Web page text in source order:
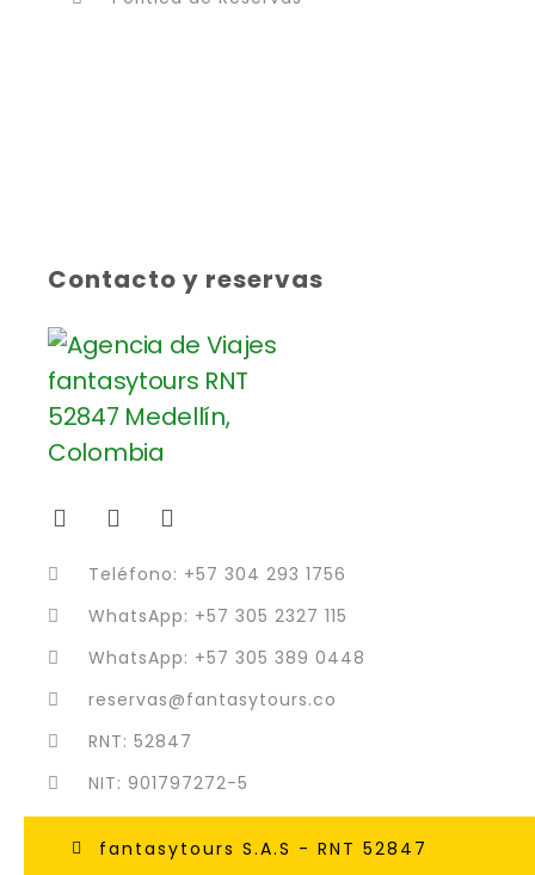
Contacto y reservas
Teléfono: +57 304 293 1756
WhatsApp: +57 305 2327 115
WhatsApp: +57 305 389 0448
reservas@fantasytours.co
RNT: 52847
NIT: 901797272-5
fantasytours S.A.S - RNT 52847